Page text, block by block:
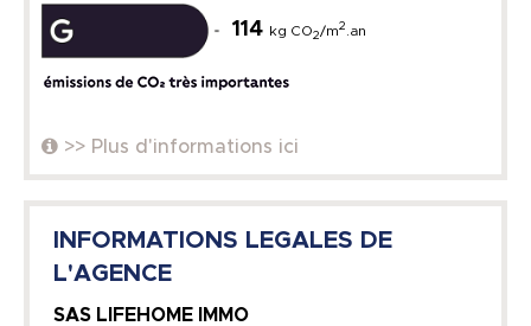
114 kg CO2/m2 .an
>> Plus d'informations ici
INFORMATIONS LEGALES DE
L'AGENCE
SAS LIFEHOME IMMO